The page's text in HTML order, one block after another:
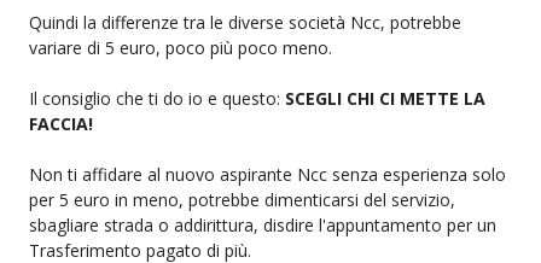
Quindi la differenze tra le diverse società Ncc, potrebbe
variare di 5 euro, poco più poco meno.
Il consiglio che ti do io e questo: SCEGLI CHI CI METTE LA
FACCIA!
Non ti affidare al nuovo aspirante Ncc senza esperienza solo
per 5 euro in meno, potrebbe dimenticarsi del servizio,
sbagliare strada o addirittura, disdire l'appuntamento per un
Trasferimento pagato di più.